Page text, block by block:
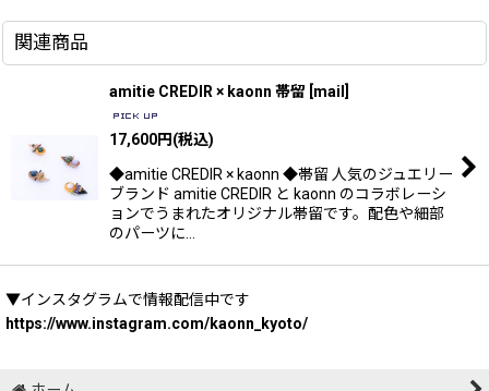
関連商品
amitie CREDIR × kaonn 帯留 mail
17,600円(税込)
◆amitie CREDIR × kaonn ◆帯留 人気のジュエリー
ブランド amitie CREDIR と kaonn のコラボレーシ
ョンでうまれたオリジナル帯留です。配色や細部
のパーツに…
▼インスタグラムで情報配信中です
https://www.instagram.com/kaonn_kyoto/